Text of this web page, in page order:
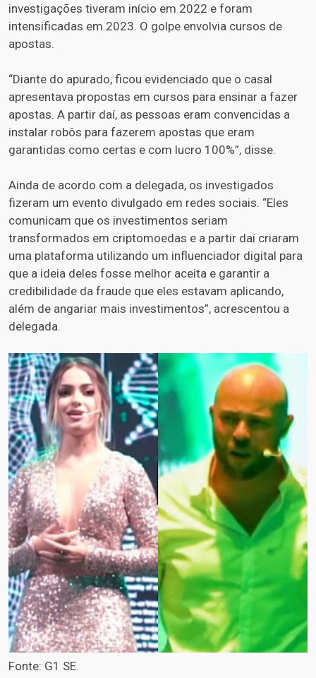
investigações tiveram início em 2022 e foram
intensificadas em 2023. O golpe envolvia cursos de
apostas.
“Diante do apurado, ficou evidenciado que o casal
apresentava propostas em cursos para ensinar a fazer
apostas. A partir daí, as pessoas eram convencidas a
instalar robôs para fazerem apostas que eram
garantidas como certas e com lucro 100%”, disse.
Ainda de acordo com a delegada, os investigados
fizeram um evento divulgado em redes sociais. “Eles
comunicam que os investimentos seriam
transformados em criptomoedas e a partir daí criaram
uma plataforma utilizando um influenciador digital para
que a ideia deles fosse melhor aceita e garantir a
credibilidade da fraude que eles estavam aplicando,
além de angariar mais investimentos”, acrescentou a
delegada.
Fonte: G1 SE.